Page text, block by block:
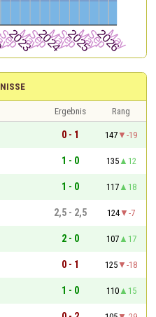
Ergebnis
Rang
0 - 1 147
-19
1 - 0 135
12
1 - 0 117
18
2,5 - 2,5 124
-7
2 - 0 107
17
0 - 1 125
-18
1 - 0 110
15